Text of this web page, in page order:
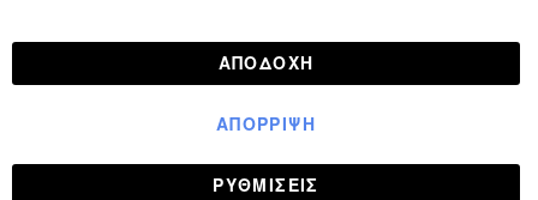
ΑΠΟΔΟΧΉ
ΡΥΘΜΊΣΕΙΣ
ΑΠΌΡΡΙΨΗ